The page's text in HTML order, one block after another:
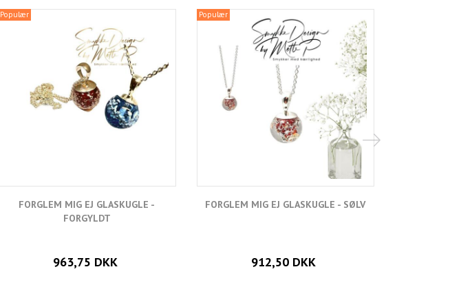
Populær
FORGLEM MIG EJ GLASKUGLE -
FORGYLDT
963,75 DKK
Populær
FORGLEM MIG EJ GLASKUGLE - SØLV
912,50 DKK